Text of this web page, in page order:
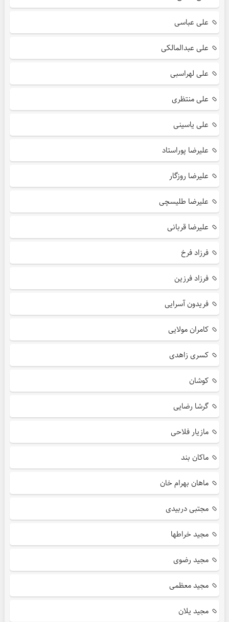
علی عباسی
علی عبدالمالکی
علی لهراسبی
علی منتظری
علی یاسینی
علیرضا پوراستاد
علیرضا روزگار
علیرضا طلیسچی
علیرضا قربانی
فرزاد فرخ
فرزاد فرزین
فریدون آسرایی
کامران مولایی
کسری زاهدی
کوشان
گرشا رضایی
مازیار فلاحی
ماکان بند
ماهان بهرام خان
مجتبی دربیدی
مجید خراطها
مجید رضوی
مجید معظمی
مجید یلان